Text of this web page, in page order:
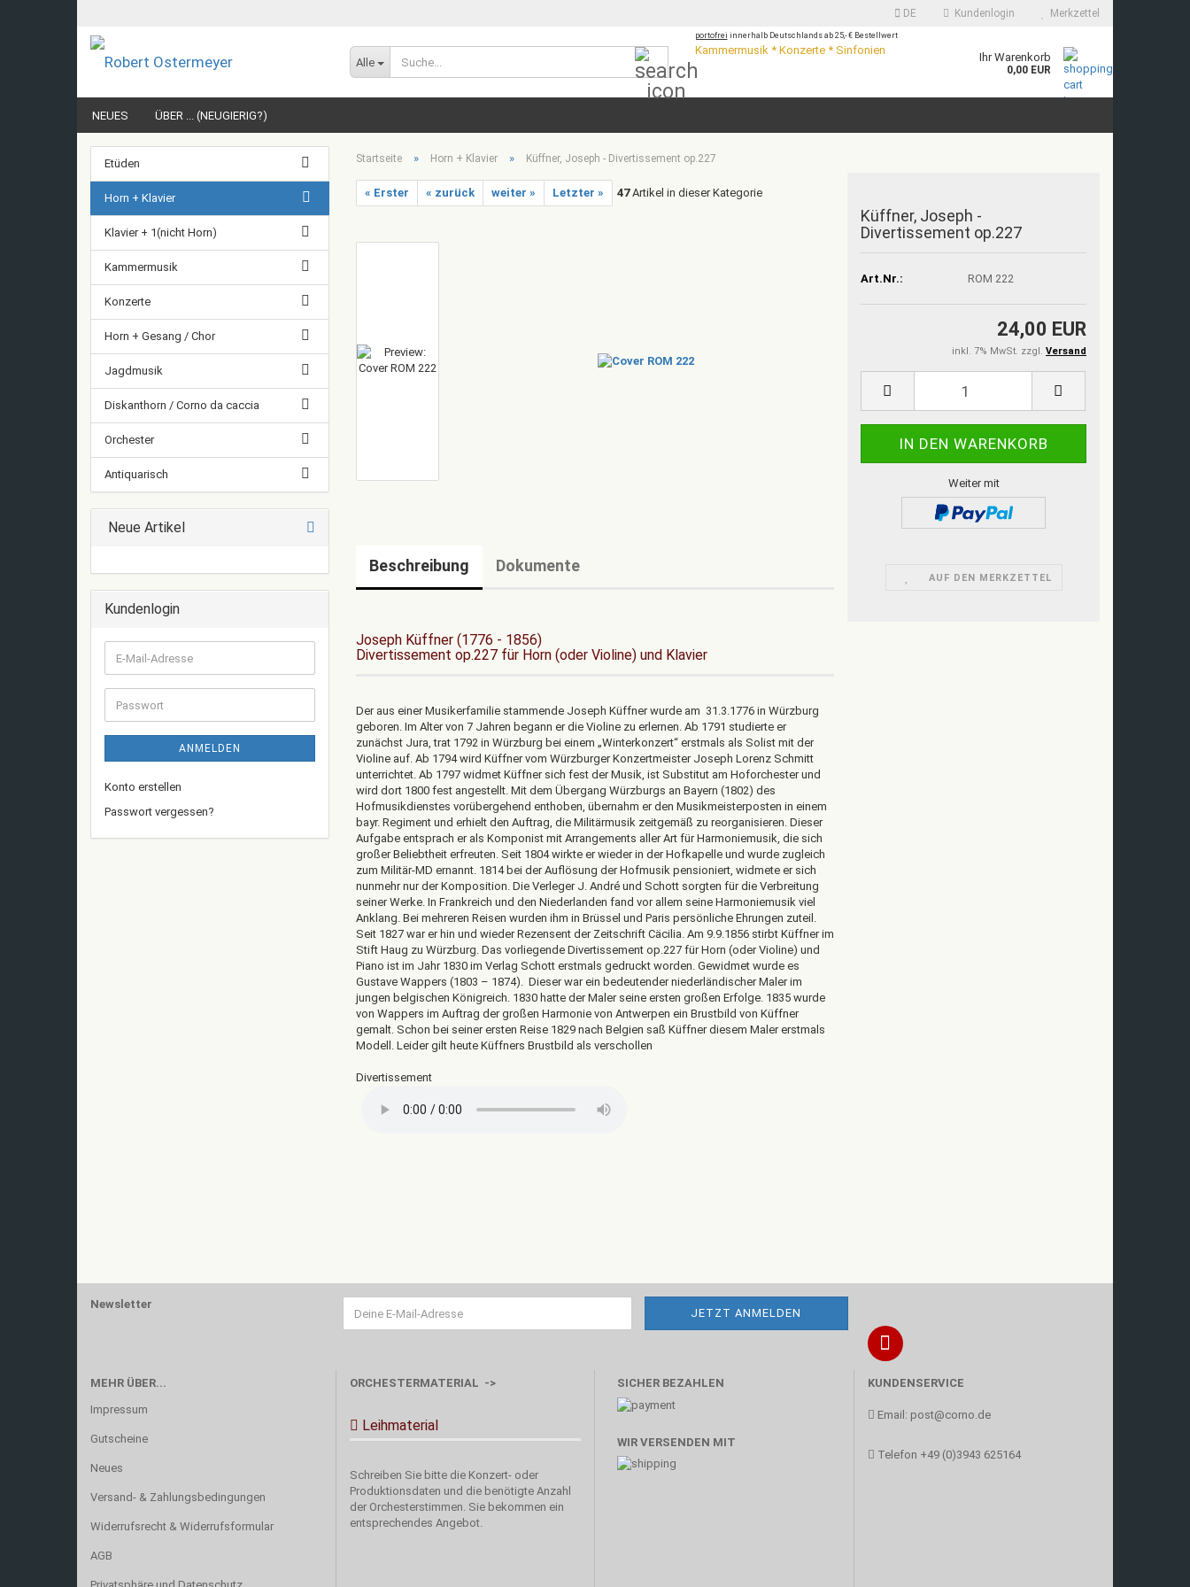
DE Kundenlogin Merkzettel
Alle
Suche...
portofrei innerhalb Deutschlands ab 25,- €Bestellwert
Kammermusik * Konzerte * Sinfonien
Ihr Warenkorb
0,00 EUR
NEUES ÜBER ... (NEUGIERIG?)
Startseite » Horn + Klavier » Küffner, Joseph - Divertissement op.227
« Erster « zurück weiter » Letzter » 47Artikel in dieser Kategorie
Küffner, Joseph -
Divertissement op.227
Art.Nr.: ROM 222
24,00 EUR
inkl. 7% MwSt. zzgl. Versand
Weiter mit
AUF DEN MERKZETTEL
Beschreibung Dokumente
Joseph Küffner (1776 - 1856)
Divertissement op.227 für Horn (oder Violine) und Klavier
Der aus einer Musikerfamilie stammende Joseph Küffner wurde am 31.3.1776 in Würzburg
geboren. Im Alter von 7 Jahren begann er die Violine zu erlernen. Ab 1791 studierte er
zunächst Jura, trat 1792 in Würzburg bei einem „Winterkonzert“ erstmals als Solist mit der
Violine auf. Ab 1794 wird Küffner vom Würzburger Konzertmeister Joseph Lorenz Schmitt
unterrichtet. Ab 1797 widmet Küffner sich fest der Musik, ist Substitut am Hoforchester und
wird dort 1800 fest angestellt. Mit dem Übergang Würzburgs an Bayern (1802) des
Hofmusikdienstes vorübergehend enthoben, übernahm er den Musikmeisterposten in einem
bayr. Regiment und erhielt den Auftrag, die Militärmusik zeitgemäß zu reorganisieren. Dieser
Aufgabe entsprach er als Komponist mit Arrangements aller Art für Harmoniemusik, die sich
großer Beliebtheit erfreuten. Seit 1804 wirkte er wieder in der Hofkapelle und wurde zugleich
zum Militär-MD ernannt. 1814 bei der Auflösung der Hofmusik pensioniert, widmete er sich
nunmehr nur der Komposition. Die Verleger J. André und Schott sorgten für die Verbreitung
seiner Werke. In Frankreich und den Niederlanden fand vor allem seine Harmoniemusik viel
Anklang. Bei mehreren Reisen wurden ihm in Brüssel und Paris persönliche Ehrungen zuteil.
Seit 1827 war er hin und wieder Rezensent der Zeitschrift Cäcilia. Am 9.9.1856 stirbt Küffner im
Stift Haug zu Würzburg. Das vorliegende Divertissement op.227 für Horn (oder Violine) und
Piano ist im Jahr 1830 im Verlag Schott erstmals gedruckt worden. Gewidmet wurde es
Gustave Wappers (1803 – 1874). Dieser war ein bedeutender niederländischer Maler im
jungen belgischen Königreich. 1830 hatte der Maler seine ersten großen Erfolge. 1835 wurde
von Wappers im Auftrag der großen Harmonie von Antwerpen ein Brustbild von Küffner
gemalt. Schon bei seiner ersten Reise 1829 nach Belgien saß Küffner diesem Maler erstmals
Modell. Leider gilt heute Küffners Brustbild als verschollen
Divertissement
Etüden
Horn + Klavier
Klavier + 1(nicht Horn)
Kammermusik
Konzerte
Horn + Gesang / Chor
Jagdmusik
Diskanthorn / Corno da caccia
Orchester
Antiquarisch
Neue Artikel
Kundenlogin
E-
Mail-
Adresse
Passwort
ANMELDEN
Konto erstellen
Passwort vergessen?
Newsletter
MEHR ÜBER...
Impressum
Gutscheine
Neues
Versand- & Zahlungsbedingungen
Widerrufsrecht & Widerrufsformular
AGB
ORCHESTERMATERIAL ->
Leihmaterial
Schreiben Sie bitte die Konzert- oder
Produktionsdaten und die benötigte Anzahl
der Orchesterstimmen. Sie bekommen ein
entsprechendes Angebot.
SICHER BEZAHLEN
WIR VERSENDEN MIT
KUNDENSERVICE
Email: post@corno.de
Telefon +49 (0)3943 625164